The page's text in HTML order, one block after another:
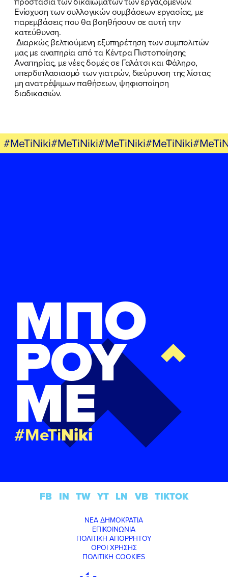
Ενίσχυση των συλλογικών συμβάσεων εργασίας, με
παρεμβάσεις που θα βοηθήσουν σε αυτή την
κατεύθυνση.
Διαρκώς βελτιούμενη εξυπηρέτηση των συμπολιτών
μας με αναπηρία από τα Κέντρα Πιστοποίησης
Αναπηρίας, με νέες δομές σε Γαλάτσι και Φάληρο,
υπερδιπλασιασμό των γιατρών, διεύρυνση της λίστας
μη ανατρέψιμων παθήσεων, ψηφιοποίηση
διαδικασιών.
ΜΠΟ
ΡΟΥ
ΜΕ
#MeTiNiki
ΝΕΑ ΔΗΜΟΚΡΑΤΙΑ
ΕΠΙΚΟΙΝΩΝΙΑ
ΠΟΛΙΤΙΚΗ ΑΠΟΡΡΗΤΟΥ
ΟΡΟΙ ΧΡΗΣΗΣ
ΠΟΛΙΤΙΚΗ COOKIES
FB IN TW YT LN VB TIKTOK